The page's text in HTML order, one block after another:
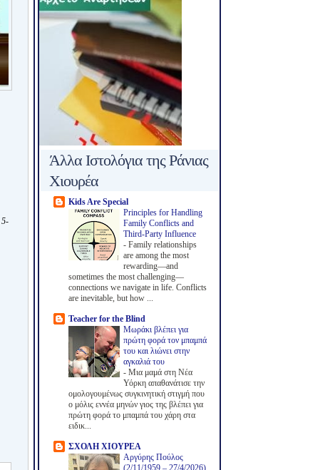
5-
Άλλα Ιστολόγια της Ράνιας
Χιουρέα
Kids Are Special
Principles for Handling
Family Conflicts and
Third-Party Influence
- Family relationships
are among the most
rewarding—and
sometimes the most challenging—
connections we navigate in life. Conflicts
are inevitable, but how ...
Teacher for the Blind
Μωράκι βλέπει για
πρώτη φορά τον μπαμπά
του και λιώνει στην
αγκαλιά του
- Μια μαμά στη Νέα
Υόρκη απαθανάτισε την
ομολογουμένως συγκινητική στιγμή που
ο μόλις εννέα μηνών γιος της βλέπει για
πρώτη φορά το μπαμπά του χάρη στα
ειδικ...
ΣΧΟΛΗ ΧΙΟΥΡΕΑ
Αργύρης Πούλος
(2/11/1959 – 27/4/2026)